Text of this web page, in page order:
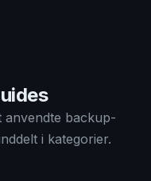
anvendte backup-
i kategorier.